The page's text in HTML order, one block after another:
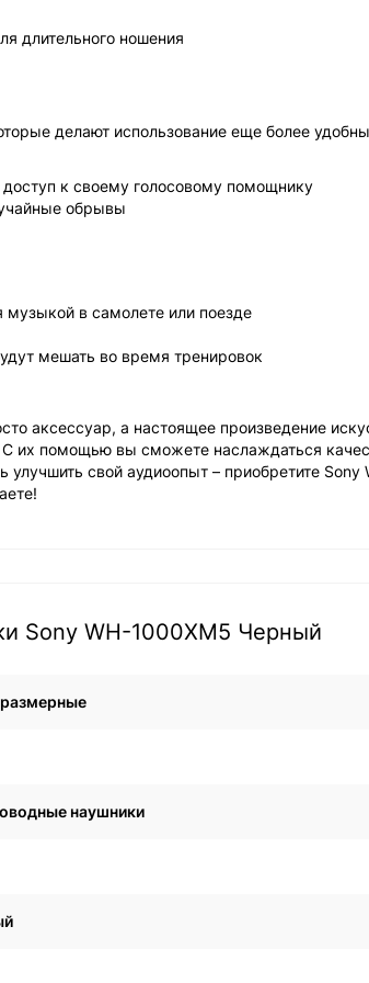
длительного ношения
делают использование еще более
к своему голосовому помощнику
обрывы
музыкой в самолете или поезде
мешать во время тренировок
аксессуар, а настоящее произведение
их помощью вы сможете наслаждаться
свой аудиоопыт – приобретите Sony
Sony WH-1000XM5 Черный
наушники